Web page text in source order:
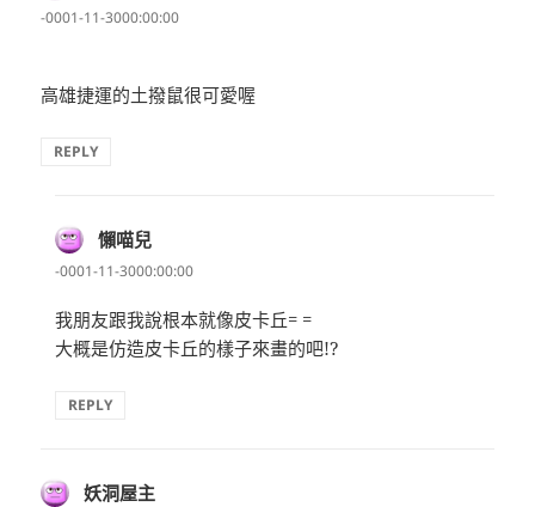
示:
-0001-11-3000:00:00
高雄捷運的土撥鼠很可愛喔
REPLY
懶喵兒
示:
-0001-11-3000:00:00
我朋友跟我說根本就像皮卡丘= =
大概是仿造皮卡丘的樣子來畫的吧!?
REPLY
妖洞屋主